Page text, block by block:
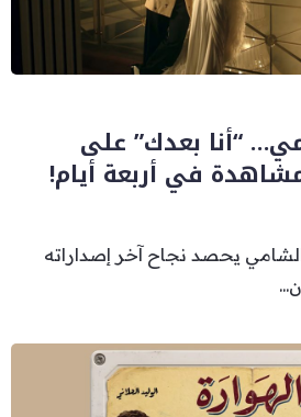
“أنا بعدك” على
يحصد نجاح آخر إصداراته